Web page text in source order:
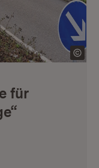
für